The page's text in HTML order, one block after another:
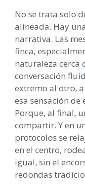
No se trata solo
alineada. Hay
narrativa. Las
finca,
naturaleza cerca
conversación
extremo al otro,
esa sensación
Porque, al final,
compartir. Y en
protocolos se
en el centro,
igual, sin el
redondas